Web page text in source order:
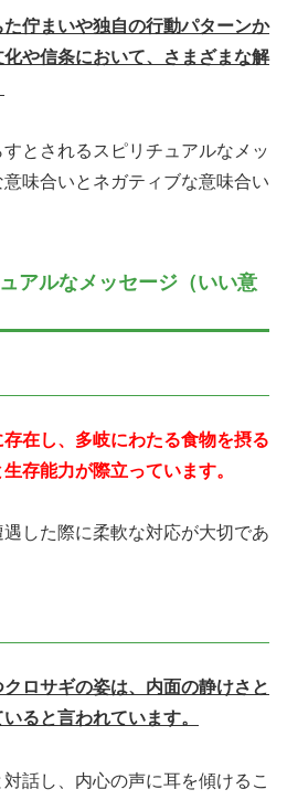
佇まいや独自の行動パターンか
や信条において、さまざまな解
とされるスピリチュアルなメッ
味合いとネガティブな意味合い
アルなメッセージ（いい意
在し、多岐にわたる食物を摂る
存能力が際立っています。
した際に柔軟な対応が大切であ
ロサギの姿は、内面の静けさと
ると言われています。
話し、内心の声に耳を傾けるこ